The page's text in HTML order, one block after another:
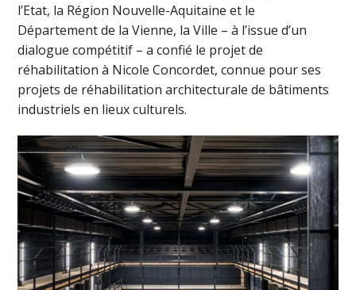
l’Etat, la Région Nouvelle-Aquitaine et le
Département de la Vienne, la Ville – à l’issue d’un
dialogue compétitif – a confié le projet de
réhabilitation à Nicole Concordet, connue pour ses
projets de réhabilitation architecturale de bâtiments
industriels en lieux culturels.